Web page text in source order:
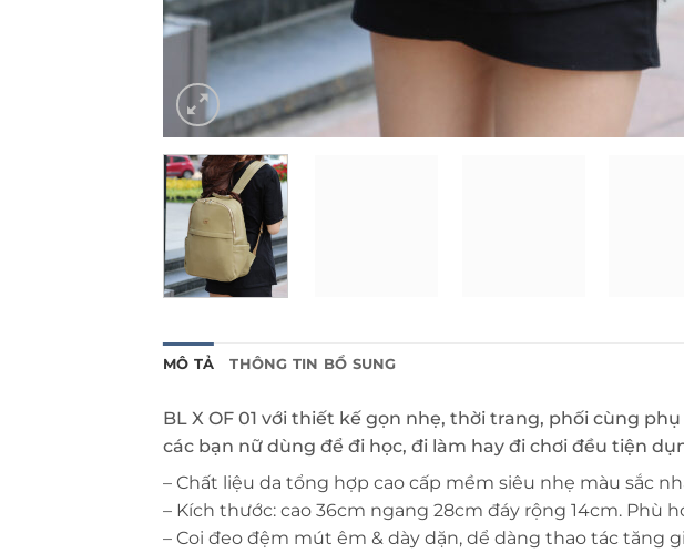
MÔ TẢ THÔNG TIN BỔ SUNG
BL X OF 01 với thiết kế gọn nhẹ, thời trang, phối cùng
các bạn nữ dùng để đi học, đi làm hay đi chơi đều tiện
– Chất liệu da tổng hợp cao cấp mềm siêu nhẹ màu sắc
– Kích thước: cao 36cm ngang 28cm đáy rộng 14cm. Phù
– Coi đeo đệm mút êm & dày dặn, dể dàng thao tác tăng